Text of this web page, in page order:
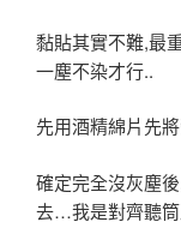
黏貼其實不難,最
一塵不染才行..
先用酒精綿片先
確定完全沒灰塵
去…我是對齊聽